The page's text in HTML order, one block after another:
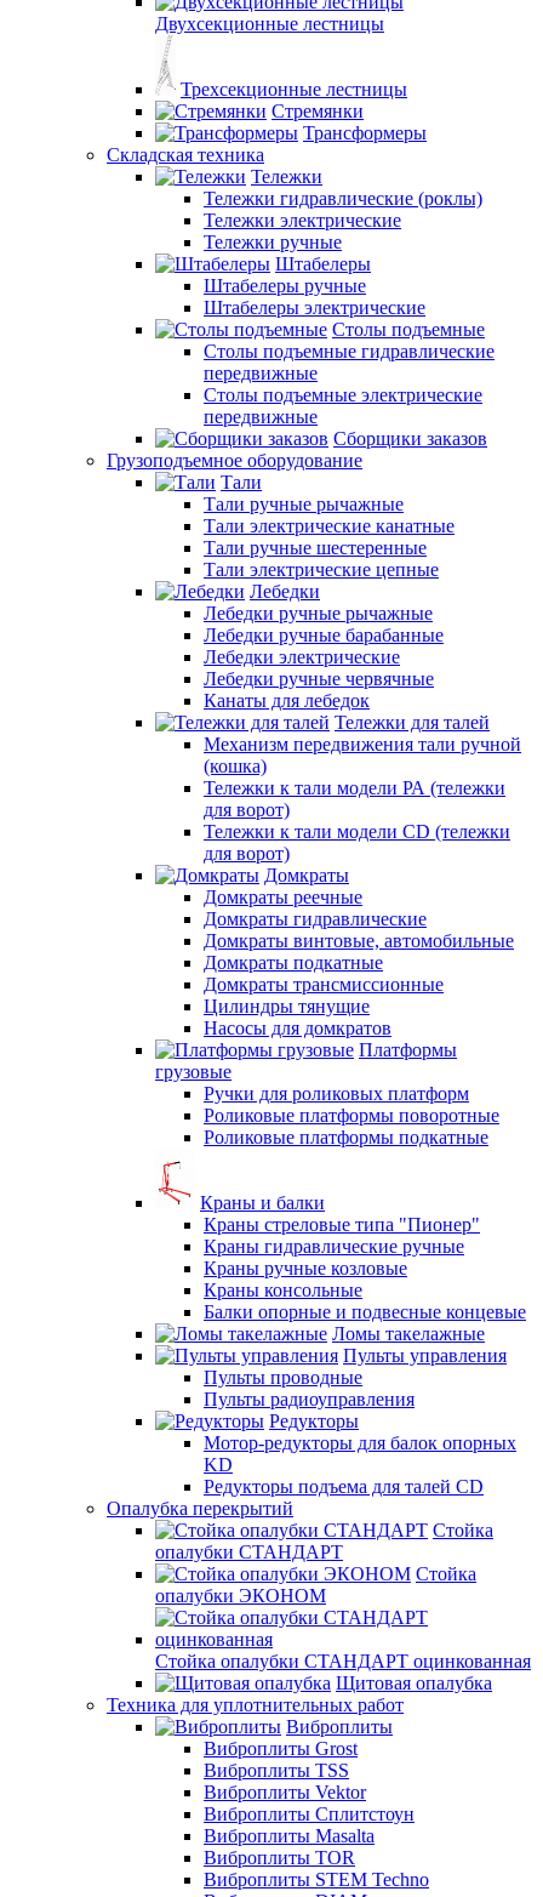
Двухсекционные лестницы
Трехсекционные лестницы
Стремянки
Трансформеры
Складская техника
Тележки
Тележки гидравлические (роклы)
Тележки электрические
Тележки ручные
Штабелеры
Штабелеры ручные
Штабелеры электрические
Столы подъемные
Столы подъемные гидравлические
передвижные
Столы подъемные электрические
передвижные
Сборщики заказов
Грузоподъемное оборудование
Тали
Тали ручные рычажные
Тали электрические канатные
Тали ручные шестеренные
Тали электрические цепные
Лебедки
Лебедки ручные рычажные
Лебедки ручные барабанные
Лебедки электрические
Лебедки ручные червячные
Канаты для лебедок
Тележки для талей
Механизм передвижения тали ручной
(кошка)
Тележки к тали модели РА (тележки
для ворот)
Тележки к тали модели CD (тележки
для ворот)
Домкраты
Домкраты реечные
Домкраты гидравлические
Домкраты винтовые, автомобильные
Домкраты подкатные
Домкраты трансмиссионные
Цилиндры тянущие
Насосы для домкратов
Платформы
грузовые
Ручки для роликовых платформ
Роликовые платформы поворотные
Роликовые платформы подкатные
Краны и балки
Краны стреловые типа "Пионер"
Краны гидравлические ручные
Краны ручные козловые
Краны консольные
Балки опорные и подвесные концевые
Ломы такелажные
Пульты управления
Пульты проводные
Пульты радиоуправления
Редукторы
Мотор-редукторы для балок опорных
KD
Редукторы подъема для талей CD
Опалубка перекрытий
Стойка
опалубки СТАНДАРТ
Стойка
опалубки ЭКОНОМ
Стойка опалубки СТАНДАРТ оцинкованная
Щитовая опалубка
Техника для уплотнительных работ
Виброплиты
Виброплиты Grost
Виброплиты TSS
Виброплиты Vektor
Виброплиты Сплитстоун
Виброплиты Masalta
Виброплиты TOR
Виброплиты STEM Techno